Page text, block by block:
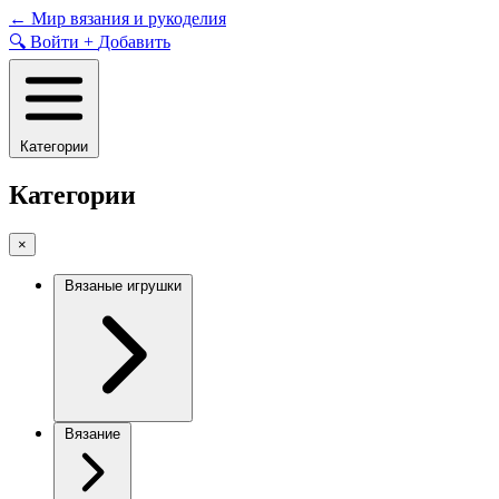
Skip
to
content
← Мир вязания и рукоделия
🔍 Войти + Добавить
Категории
Категории
×
Вязаные игрушки
Вязание